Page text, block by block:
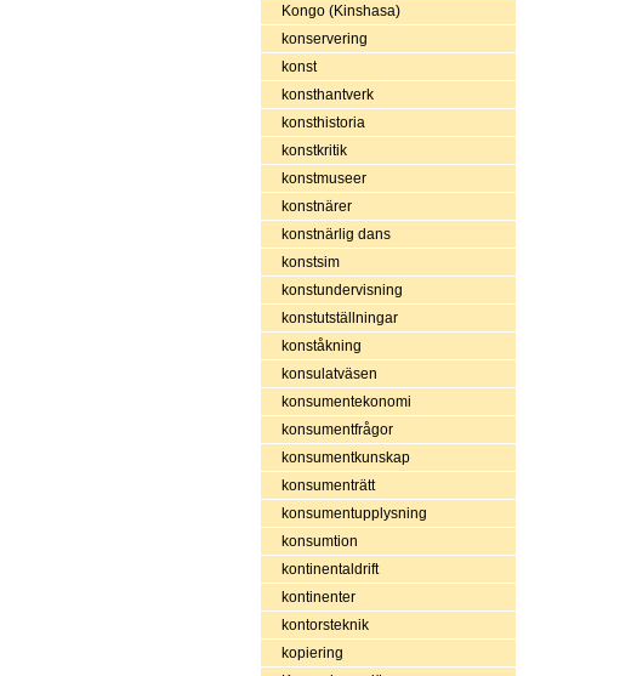
Kongo (Kinshasa)
konservering
konst
konsthantverk
konsthistoria
konstkritik
konstmuseer
konstnärer
konstnärlig dans
konstsim
konstundervisning
konstutställningar
konståkning
konsulatväsen
konsumentekonomi
konsumentfrågor
konsumentkunskap
konsumenträtt
konsumentupplysning
konsumtion
kontinentaldrift
kontinenter
kontorsteknik
kopiering